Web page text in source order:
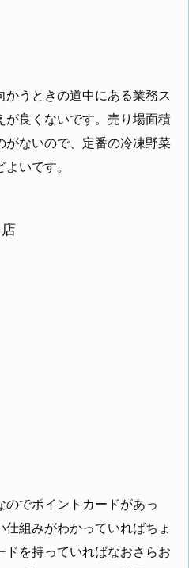
うときの道中にある業務ス
が良くないです。売り場面積
がないので、定番の冷凍野菜
いです。
でポイントカードがあっ
組みがわかっていればちょ
ドを持っていればなおさらお